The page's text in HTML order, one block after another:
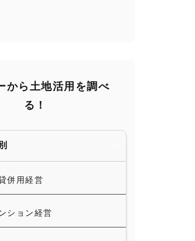
から土地活用を調べ
る！
併用経営
ション経営